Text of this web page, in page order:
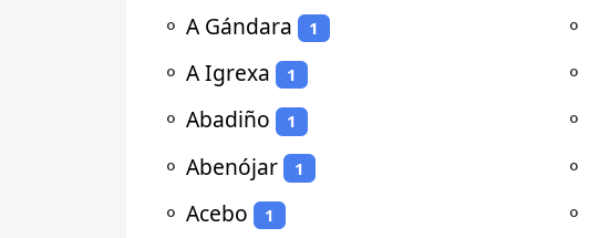
⚬ A Gándara 1
⚬ A Igrexa 1
⚬ Abadiño 1
⚬ Abenójar 1
⚬ Acebo 1
⚬
⚬
⚬
⚬
⚬